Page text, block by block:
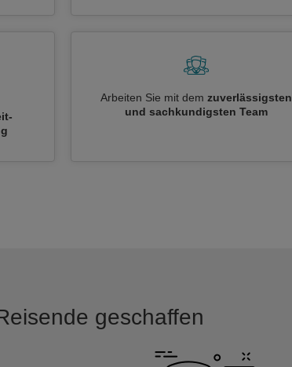
Arbeiten Sie mit dem zuverlässigsten
und sachkundigsten Team
geschaffen